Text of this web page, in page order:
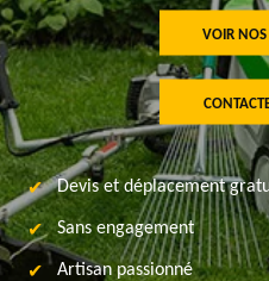
VOIR NOS
Devis et déplacement
Sans engagement
Artisan passionné